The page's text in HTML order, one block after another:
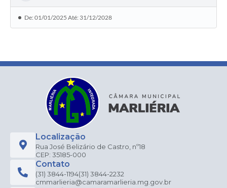
De: 01/01/2025 Até: 31/12/2028
Localização
Rua José Belizário de Castro, nº18
CEP: 35185-000
Contato
(31) 3844-1194(31) 3844-2232
cmmarlieria@camaramarlieria.mg.gov.br